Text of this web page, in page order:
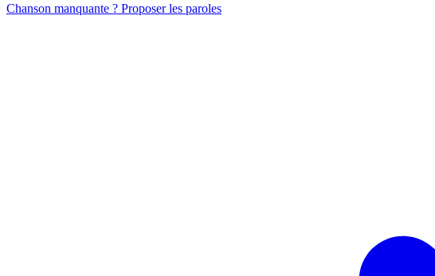
Chanson manquante ? Proposer les paroles